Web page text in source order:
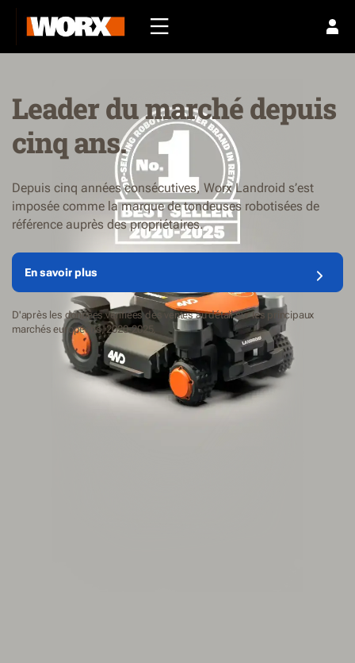
Leader du marché depuis
cinq ans.
Depuis cinq années consécutives, Worx Landroid s’est
imposée comme la marque de tondeuses robotisées de
référence auprès des propriétaires.
En savoir plus
D'après les données vérifiées des ventes au détail sur les principaux
marchés européens, 2020-2025.